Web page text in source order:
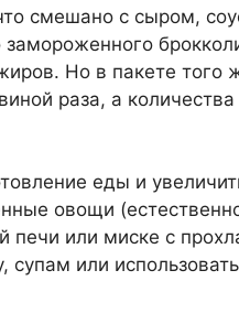
смешано с сыром,
Но в пакете того
раза, а
еды и
овощи
печи или миске с
супам или